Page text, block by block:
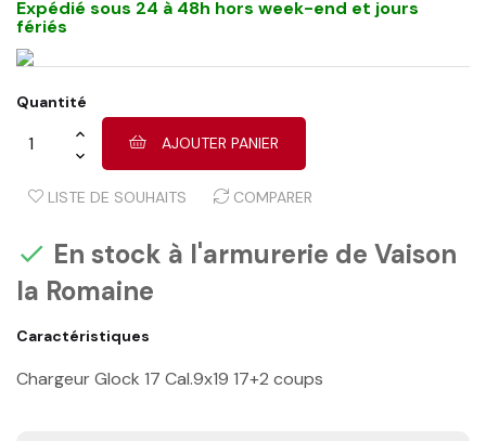
Expédié sous 24 à 48h hors week-end et jours
fériés
Quantité
AJOUTER PANIER
LISTE DE SOUHAITS COMPARER
 En stock à l'armurerie de Vaison
la Romaine
Caractéristiques
Chargeur Glock 17 Cal.9x19 17+2 coups